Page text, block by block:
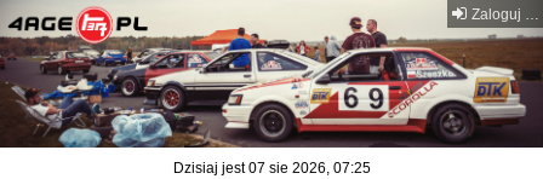
Zaloguj się
Dzisiaj jest 07 sie 2026, 07:25